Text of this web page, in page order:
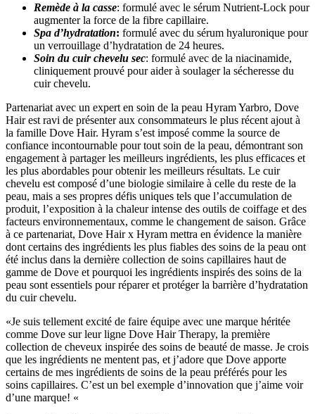
Remède à la casse: formulé avec le sérum Nutrient-Lock pour
augmenter la force de la fibre capillaire.
Spa d’hydratation: formulé avec du sérum hyaluronique pour
un verrouillage d’hydratation de 24 heures.
Soin du cuir chevelu sec: formulé avec de la niacinamide,
cliniquement prouvé pour aider à soulager la sécheresse du
cuir chevelu.
Partenariat avec un expert en soin de la peau Hyram Yarbro, Dove
Hair est ravi de présenter aux consommateurs le plus récent ajout à
la famille Dove Hair. Hyram s’est imposé comme la source de
confiance incontournable pour tout soin de la peau, démontrant son
engagement à partager les meilleurs ingrédients, les plus efficaces et
les plus abordables pour obtenir les meilleurs résultats. Le cuir
chevelu est composé d’une biologie similaire à celle du reste de la
peau, mais a ses propres défis uniques tels que l’accumulation de
produit, l’exposition à la chaleur intense des outils de coiffage et des
facteurs environnementaux, comme le changement de saison. Grâce
à ce partenariat, Dove Hair x Hyram mettra en évidence la manière
dont certains des ingrédients les plus fiables des soins de la peau ont
été inclus dans la dernière collection de soins capillaires haut de
gamme de Dove et pourquoi les ingrédients inspirés des soins de la
peau sont essentiels pour réparer et protéger la barrière d’hydratation
du cuir chevelu.
«Je suis tellement excité de faire équipe avec une marque héritée
comme Dove sur leur ligne Dove Hair Therapy, la première
collection de cheveux inspirée des soins de beauté de masse. Je crois
que les ingrédients ne mentent pas, et j’adore que Dove apporte
certains de mes ingrédients de soins de la peau préférés pour les
soins capillaires. C’est un bel exemple d’innovation que j’aime voir
d’une marque! «